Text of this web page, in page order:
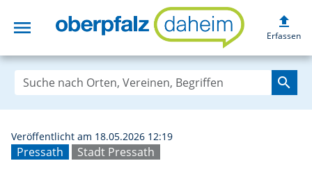
menu Tag der
upload
Erfassen
search
Pressath Stadt Pressath
Veröffentlicht am 18.05.2026 12:19